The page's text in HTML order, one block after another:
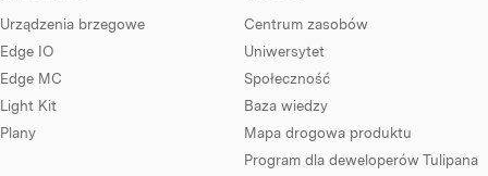
Urządzenia brzegowe
Edge IO
Edge MC
Light Kit
Plany
Centrum zasobów
Uniwersytet
Społeczność
Baza wiedzy
Mapa drogowa produktu
Program dla deweloperów Tulipana